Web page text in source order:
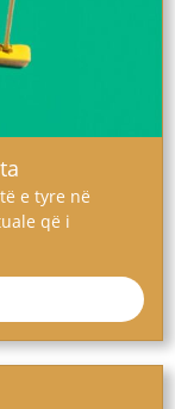
e tyre në
që i